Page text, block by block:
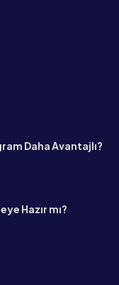
Daha Avantajlı?
Hazır mı?